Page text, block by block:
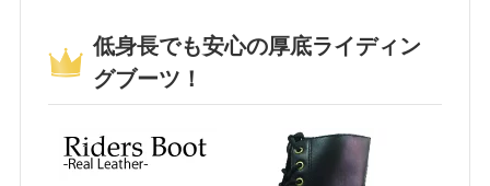
低身長でも安心の厚底ライディン
グブーツ！